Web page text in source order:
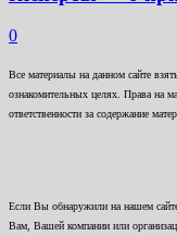
0
Все материалы на данном сайте
ознакомительных целях. Права на
ответственности за содержание
Если Вы обнаружили на нашем
Вам, Вашей компании или